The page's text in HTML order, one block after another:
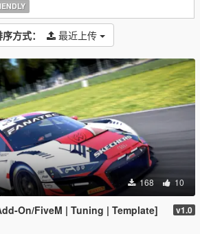
方式： 最近上传
168 10
On/FiveM | Tuning | Template] v1.0